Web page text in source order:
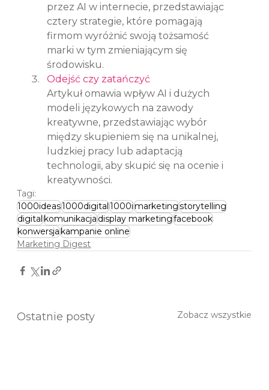
przez AI w internecie, przedstawiając
cztery strategie, które pomagają
firmom wyróżnić swoją tożsamość
marki w tym zmieniającym się
środowisku.
Odejść czy zatańczyć
Artykuł omawia wpływ AI i dużych
modeli językowych na zawody
kreatywne, przedstawiając wybór
między skupieniem się na unikalnej,
ludzkiej pracy lub adaptacją
technologii, aby skupić się na ocenie i
kreatywności.
Tagi:
1000ideas1000digital1000imarketingstorytelling
digitalkomunikacjadisplay marketingfacebook
konwersjakampanie online
Marketing Digest
Ostatnie posty Zobacz wszystkie